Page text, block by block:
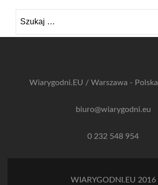
Wiarygodni.EU / Warszawa - Polska
biuro@wiarygodni.eu
0 232 548 954
WIARYGODNI.EU 2016